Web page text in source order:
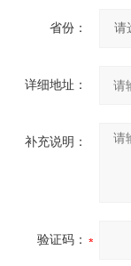
省份：
详细地址：
补充说明：
验证码：